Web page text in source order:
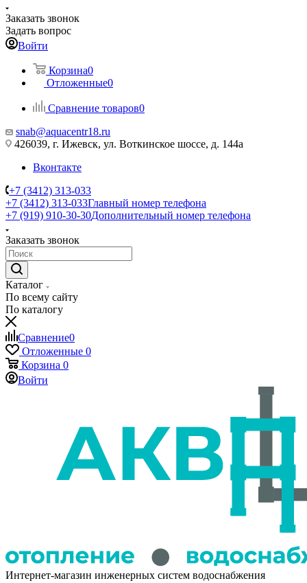
Заказать звонок
Задать вопрос
Войти
Корзина0
Отложенные0
Сравнение товаров0
snab@aquacentr18.ru
426039, г. Ижевск, ул. Воткинское шоссе, д. 144а
Вконтакте
+7 (3412) 313-033
+7 (3412) 313-033Главный номер телефона
+7 (919) 910-30-30Дополнительный номер телефона
Заказать звонок
Каталог
По всему сайту
По каталогу
Сравнение0
Отложенные 0
Корзина 0
Войти
Интернет-магазин инженерных систем водоснабжения